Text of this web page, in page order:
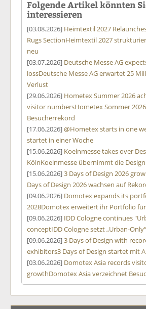
Folgende Artikel könnten
interessieren
[03.08.2026] Heimtextil 2027
Rugs SectionHeimtextil 2027
neu
[03.07.2026] Deutsche Messe AG
lossDeutsche Messe AG erwartet 25
Verlust
[29.06.2026] Hometex Summer 2026
visitor numbersHometex Sommer
Besucherrekord
[17.06.2026]@Hometex starts in one
startet in einer Woche
[15.06.2026] Koelnmesse takes over
KölnKoelnmesse übernimmt die
[15.06.2026]3 Days of Design 2026
Days of Design 2026 wachsen auf
[09.06.2026] Domotex expands its
2028Domotex erweitert ihr Portfolio
[09.06.2026] IDD Cologne continues
conceptIDD Cologne setzt „Urban-
[09.06.2026]3 Days of Design with
exhibitors3 Days of Design startet mit
[03.06.2026] Domotex Asia records
growthDomotex Asia verzeichnet